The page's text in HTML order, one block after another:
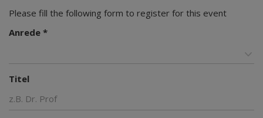
Please fill the following form to register for this event
Anrede *
Titel